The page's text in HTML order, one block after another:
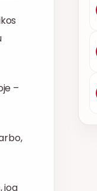
–
jog